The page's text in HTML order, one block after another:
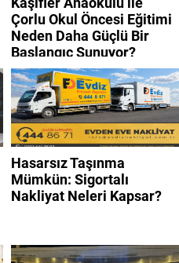
Çorlu Okul Öncesi Eğitimi
Neden Daha Güçlü Bir
Başlangıç Sunuyor?
Hasarsız Taşınma
Mümkün: Sigortalı
Nakliyat Neleri Kapsar?